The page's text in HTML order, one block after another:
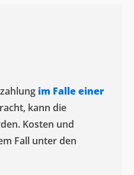
im Falle einer
kann die
Kosten und
Fall unter den